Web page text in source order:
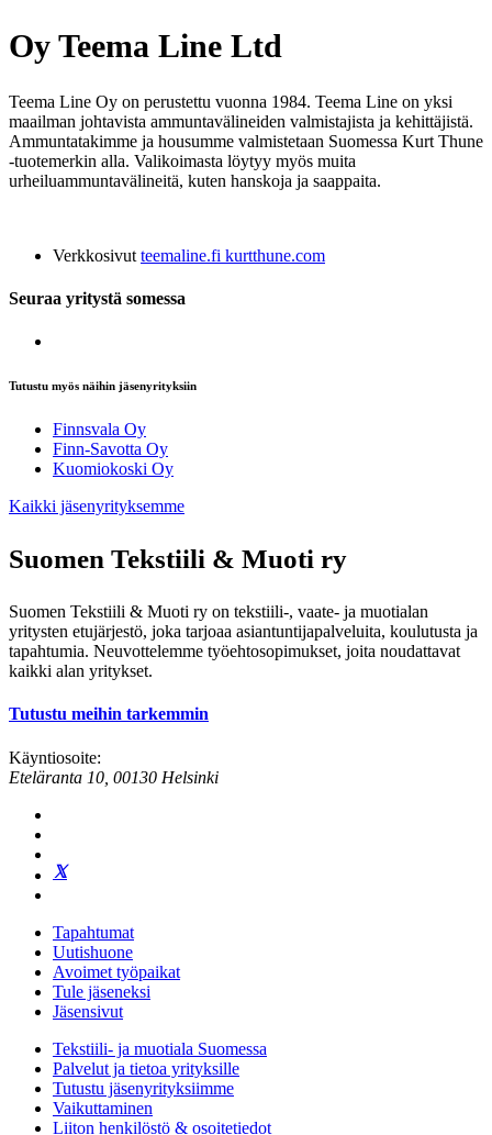
Oy Teema Line Ltd
Teema Line Oy on perustettu vuonna 1984. Teema Line on yksi
maailman johtavista ammuntavälineiden valmistajista ja kehittäjistä.
Ammuntatakimme ja housumme valmistetaan Suomessa Kurt Thune
-tuotemerkin alla. Valikoimasta löytyy myös muita
urheiluammuntavälineitä, kuten hanskoja ja saappaita.
Verkkosivut teemaline.fi kurtthune.com
Seuraa yritystä somessa
Tutustu myös näihin jäsenyrityksiin
Finnsvala Oy
Finn-Savotta Oy
Kuomiokoski Oy
Kaikki jäsenyrityksemme
Suomen Tekstiili & Muoti ry
Suomen Tekstiili & Muoti ry on tekstiili-, vaate- ja muotialan
yritysten etujärjestö, joka tarjoaa asiantuntijapalveluita, koulutusta ja
tapahtumia. Neuvottelemme työehtosopimukset, joita noudattavat
kaikki alan yritykset.
Tutustu meihin tarkemmin
Käyntiosoite:
Eteläranta 10, 00130 Helsinki
Tapahtumat
Uutishuone
Avoimet työpaikat
Tule jäseneksi
Jäsensivut
Tekstiili- ja muotiala Suomessa
Palvelut ja tietoa yrityksille
Tutustu jäsenyrityksiimme
Vaikuttaminen
Liiton henkilöstö & osoitetiedot